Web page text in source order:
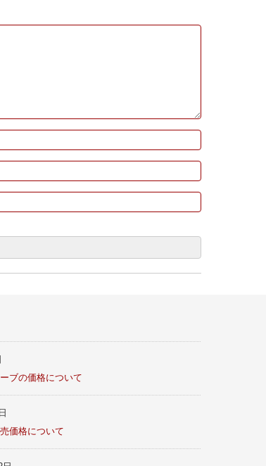
ブの価格について
価格について